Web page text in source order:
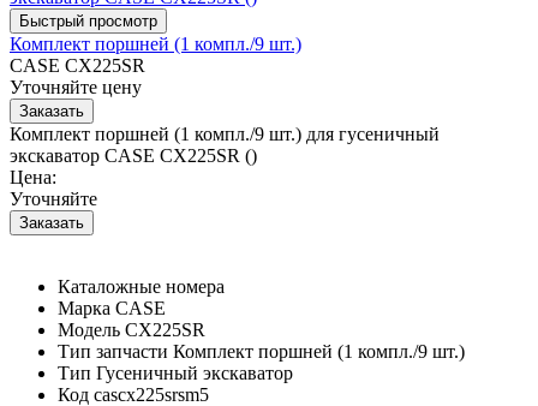
Комплект поршней (1 компл./9 шт.)
CASE CX225SR
Уточняйте цену
Комплект поршней (1 компл./9 шт.) для гусеничный
экскаватор CASE CX225SR ()
Цена:
Уточняйте
Каталожные номера
Марка CASE
Модель CX225SR
Тип запчасти Комплект поршней (1 компл./9 шт.)
Тип Гусеничный экскаватор
Код cascx225srsm5